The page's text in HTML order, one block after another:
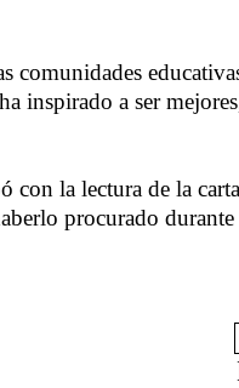
inspirado a ser
la lectura de la
procurado